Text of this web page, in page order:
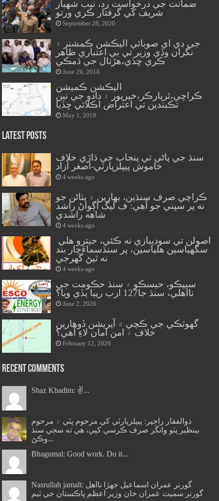
ضمانت جي درخواست رد، نيب شهباز
شريف کي گرفتار ڪري ورتو
September 28, 2020
جي ڊي اي صوبائي اليڪشن ڪمشنر ۽
نگران وڏي وزير تي بي اعتباري ظاهر
ڪري ڇڏي،هڙتال جي ڌمڪي
June 26, 2018
اليڪشن ڪميشن
ڪراچي،ٿرپارڪر،خيرپور ۽ دادو جي نين
تڪبندين تي اعتراض اڪلائي ڇڏيا
May 1, 2018
Latest Posts
سنڌ جي پاڻي تي پنجاب جي ڌاڙي خلاف
خاموش پيپلزپارٽي-اصغر آزاد
4 weeks ago
ڪراچي صرف سنڌين، بهارين ۽ پٺاڻن جو
نه پر سڀني جو آهي: ف ليگ اڳواڻ راشد
شاهه راشدي
4 weeks ago
سگهياسين هلياسين، پر سنڌسماءَچار بند
نه ٿيڻ گهرجي
4 weeks ago
سيپڪو، حيسڪو ۽ سنڌ حڪومت جي
نااهلي، سنڌ جا127 ارب رپيا ٻڏي ويا؟
June 2, 2026
گهوٽڪي جي ڪچي ۾ آپريشن ڏوهارين
خلاف ۽ امن امان لاءِ آهي؟
February 12, 2026
Recent Comments
Shaz Khadim: ✌️...
ذوالفقار راڄپر: پيپلزپارٽي کي مرحوم ڀٽي ۽ مرحوم
بينظير ڀٽو وانگر صرف ڪرسي کپي، هي ته سڄي سنڌ
وڪڻ...
Bhagumal: Good work. Do it...
Nasrullah jamali: گورنر عمران اسماعيل جھڙا نااهل
گورنر سميت عمران خان وزير اعظم پاڪستان جي ٽيم